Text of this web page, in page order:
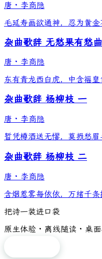
唐 · 李商隐
毛延寿画欲通神，忍为黄金
杂曲歌辞 无愁果有愁曲
唐 · 李商隐
东有青龙西白虎，中含福皇
杂曲歌辞 杨柳枝 一
唐 · 李商隐
暂凭樽酒送无憀，莫损愁眉
杂曲歌辞 杨柳枝 二
唐 · 李商隐
含烟惹雾每依依，万绪千条
把诗一装进口袋
原生体验 · 离线随读 · 桌